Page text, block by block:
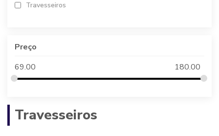
Travesseiros
Preço
69.00
180.00
Travesseiros